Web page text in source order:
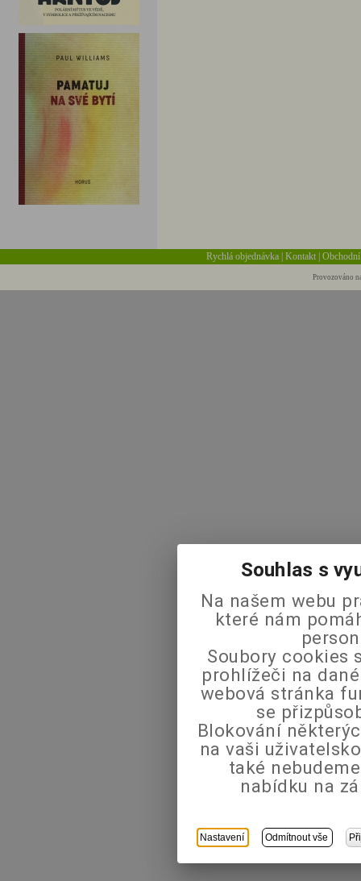
Rychlá objednávka |Kontakt |
Provozováno
Souhlas s
Na našem webu
které nám
Soubory cookies
prohlížeči na
webová stránka
se
Blokování
na vaši
také
nabídku na
Nastavení Odmítnout vše